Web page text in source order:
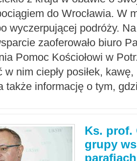
do Wrocławia. W
wyczerpującej podróży.
zaoferowało biuro
Pomoc Kościołowi w
w nim ciepły posiłek,
także informację o tym,
Ks. prof.
grupy
parafiach